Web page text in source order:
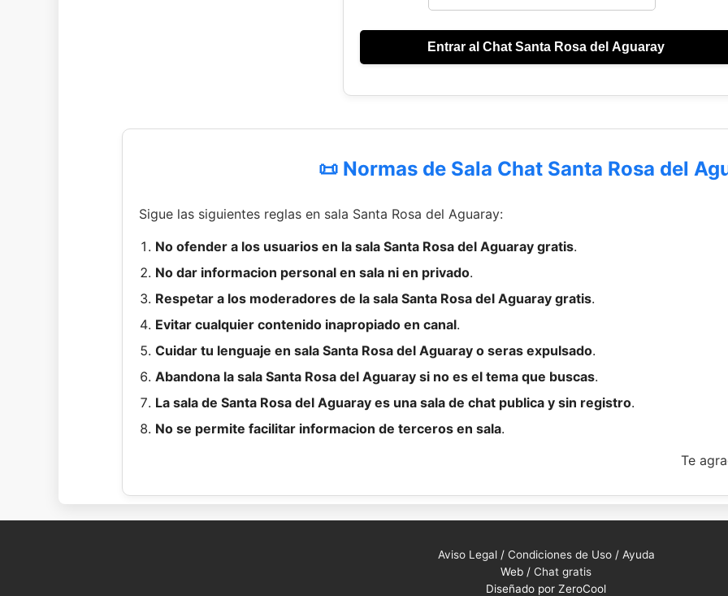
Entrar al Chat Santa Rosa del Aguaray
📜 Normas de Sala Chat Santa Rosa del
Sigue las siguientes reglas en sala Santa Rosa del Aguaray:
No ofender a los usuarios en la sala Santa Rosa del Aguaray gratis.
No dar informacion personal en sala ni en privado.
Respetar a los moderadores de la sala Santa Rosa del Aguaray gratis.
Evitar cualquier contenido inapropiado en canal.
Cuidar tu lenguaje en sala Santa Rosa del Aguaray o seras expulsado.
Abandona la sala Santa Rosa del Aguaray si no es el tema que buscas.
La sala de Santa Rosa del Aguaray es una sala de chat publica y sin registro.
No se permite facilitar informacion de terceros en sala.
Te
Aviso Legal/ Condiciones de Uso/ Ayuda
Web / Chat gratis
Diseñado por ZeroCool